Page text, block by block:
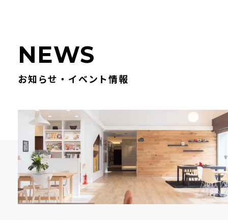
NEWS
お知らせ・イベント情報